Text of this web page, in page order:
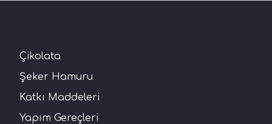
Çikolata
Şeker Hamuru
Katkı Maddeleri
Yapım Gereçleri